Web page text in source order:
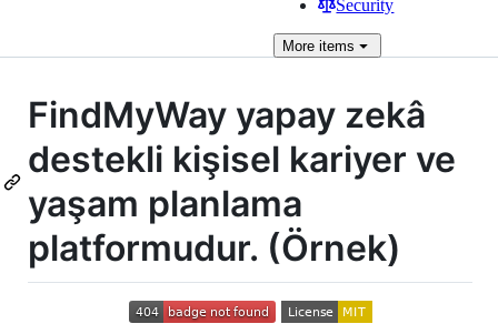
Security
More items
FindMyWay yapay zekâ
destekli kişisel kariyer ve
yaşam planlama
platformudur. (Örnek)